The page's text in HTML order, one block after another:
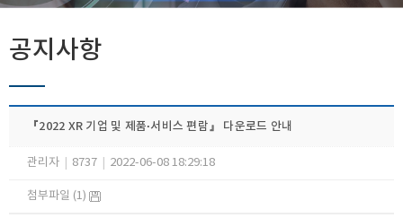
공지사항
『​2022 XR 기업 및 제품·서비스 편람』 다운로드 안내
관리자 8737 2022-06-08 18:29:18
첨부파일 (1)